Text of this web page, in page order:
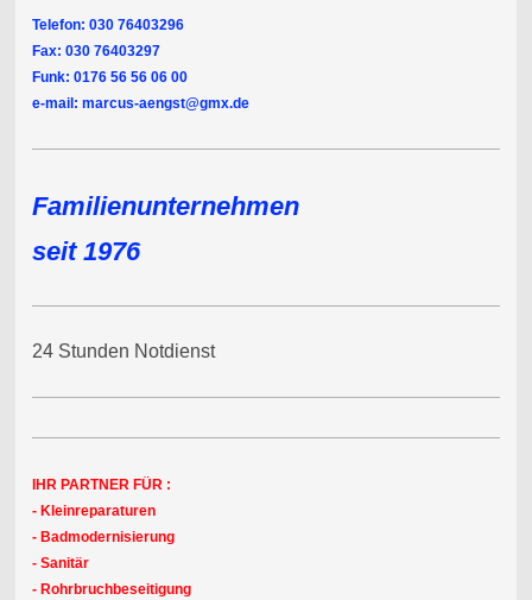
Telefon: 030 76403296
Fax: 030 76403297
Funk: 0176 56 56 06 00
e-mail: marcus-aengst@gmx.de
Familienunternehmen
seit 1976
24 Stunden Notdienst
IHR PARTNER FÜR :
- Kleinreparaturen
- Badmodernisierung
- Sanitär
- Rohrbruchbeseitigung